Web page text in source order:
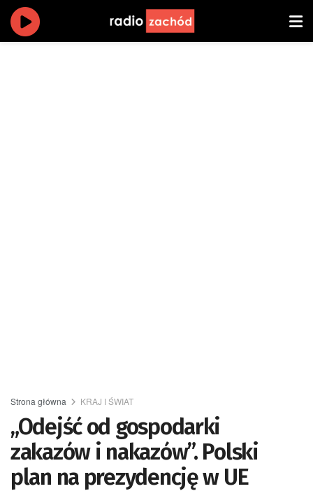
Strona główna KRAJ I ŚWIAT
„Odejść od gospodarki
zakazów i nakazów”. Polski
plan na prezydencję w UE